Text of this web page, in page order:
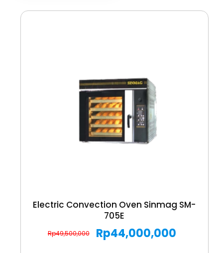
Electric Convection Oven Sinmag SM-
705E
Rp44,000,000
Rp49,500,000